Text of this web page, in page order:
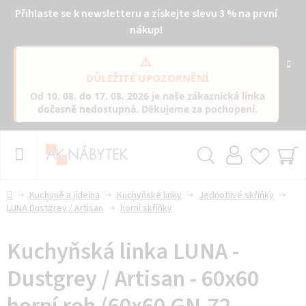
Přihlaste se k newsletteru a získejte slevu 3 % na první
nákup!
⚠️
DŮLEŽITÉ UPOZORNĚNÍ
Od 10. 08. do 17. 08. 2026 je naše zákaznická linka
dočasně nedostupná. Děkujeme za pochopení.
DomůKuchyně a jídelna Kuchyňské linky
Jednotlivé skříňky
LUNA Dustgrey / Artisan
horní skříňky
Kuchyňská linka LUNA -
Dustgrey / Artisan - 60x60